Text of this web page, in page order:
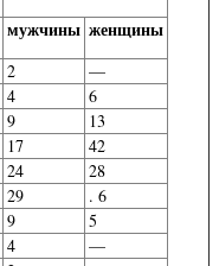
мужчины женщины
2
—
4
6
9
13
17
42
24
28
29
. 6
9
5
4
—